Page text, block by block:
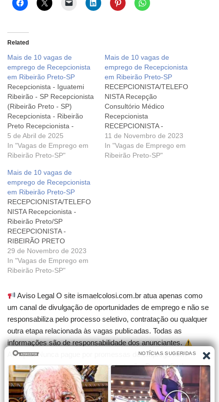
Related
Mais de 10 vagas de
emprego de Recepcionista
em Ribeirão Preto-SP
Recepcionista - Iguatemi
Ribeirão - SP Recepcionista
(Ribeirão Preto - SP)
Recepcionista - Ribeirão
Preto Recepcionista -
Agendamento
Recepcionista
Recepcionista
Administrativo - Recepção
de Serviços Recepcionista
Recepcionista médico
SECRETARIA /
RECEPCIONISTA -
MERCADO DE TRABALHO
5 de Abril de 2025
In "Vagas de Emprego em
Ribeirão Preto-SP"
Mais de 10 vagas de
emprego de Recepcionista
em Ribeirão Preto-SP
RECEPCIONISTA/TELEFO
NISTA Recepção
Consultório Médico
Recepcionista
RECEPCIONISTA -
RIBEIRÃO PRETO
Recepcionista
Recepcionista
11 de Novembro de 2023
In "Vagas de Emprego em
Ribeirão Preto-SP"
Mais de 10 vagas de
emprego de Recepcionista
em Ribeirão Preto-SP
RECEPCIONISTA/TELEFO
NISTA Recepcionista -
Ribeirão Preto/SP
RECEPCIONISTA -
RIBEIRÃO PRETO
Recepcionista Secretária
Recepcionista
Recepcionista
Consultório Médico
Recepcionista de
Consultório Médico
Recepcionista de
Consultório Médico
Recepcionista de
Consultório Médico
Recepcionista
29 de Novembro de 2023
In "Vagas de Emprego em
Ribeirão Preto-SP"
Aviso Legal O site ismaelcolosi.com.br atua apenas como
um canal de divulgação de oportunidades de emprego e não se
responsabiliza pelo processo seletivo, contratação ou qualquer
outra etapa relacionada às vagas publicadas. Todas as
informações são de responsabilidade dos anunciantes.
Atenção! Nunca pague por promessas de emprego nem
compre cursos que garantam contratação. Desconfie de
qualquer cobrança para participar de seleções.